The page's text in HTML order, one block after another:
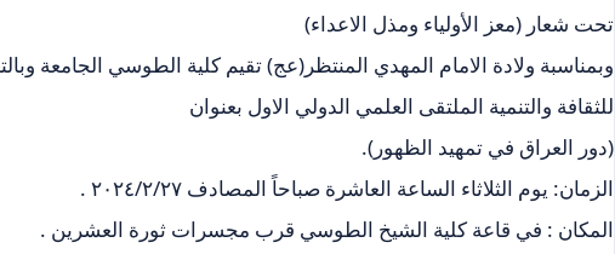
تحت شعار (معز الأولياء ومذل الاعداء)
وبمناسبة ولادة الامام المهدي المنتظر(عج) تقيم كلية الطوسي الجامعة
للثقافة والتنمية الملتقى العلمي الدولي الاول بعنوان
(دور العراق في تمهيد الظهور).
الزمان: يوم الثلاثاء الساعة العاشرة صباحاً المصادف ٢٠٢٤/٢/٢٧ .
المكان : في قاعة كلية الشيخ الطوسي قرب مجسرات ثورة العشرين .